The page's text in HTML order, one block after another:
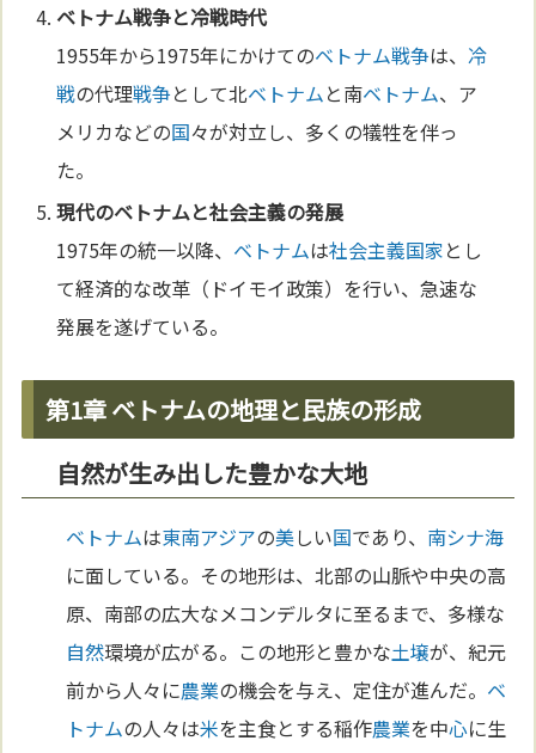
ベトナム戦争と冷戦時代
1955年から1975年にかけてのベトナム戦争は、 冷
戦の代理戦争として北ベトナムと南ベトナム、ア
メリカなどの国々が対立し、多くの犠牲を伴っ
た。
現代のベトナムと社会主義の発展
1975年の統一以降、 ベトナムは社会主義国家とし
て経済的な改革（ドイモイ政策）を行い、急速な
発展を遂げている。
第1章 ベトナムの地理と民族の形成
自然が生み出した豊かな大地
ベトナムは東南アジアの美しい国であり、 南シナ海
に面している。その地形は、北部の山脈や中央の高
原、南部の広大なメコンデルタに至るまで、多様な
自然環境が広がる。この地形と豊かな土壌が、紀元
前から人々に農業の機会を与え、定住が進んだ。 ベ
トナムの人々は米を主食とする稲作農業を中心に生